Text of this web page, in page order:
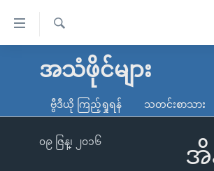
လွယ်ကူ
သည့်
မူလစာမျက်နှာ
ကမ္ဘာ့သတင်းများ
နိုင်ငံတကာ
ရ
အသံဖိုင်များ
ဗွီဒီယို ကြည့်ရှုရန် သတင်းစာသား
အိ
၀၉ ဇြန္၊ ၂၀၁၆